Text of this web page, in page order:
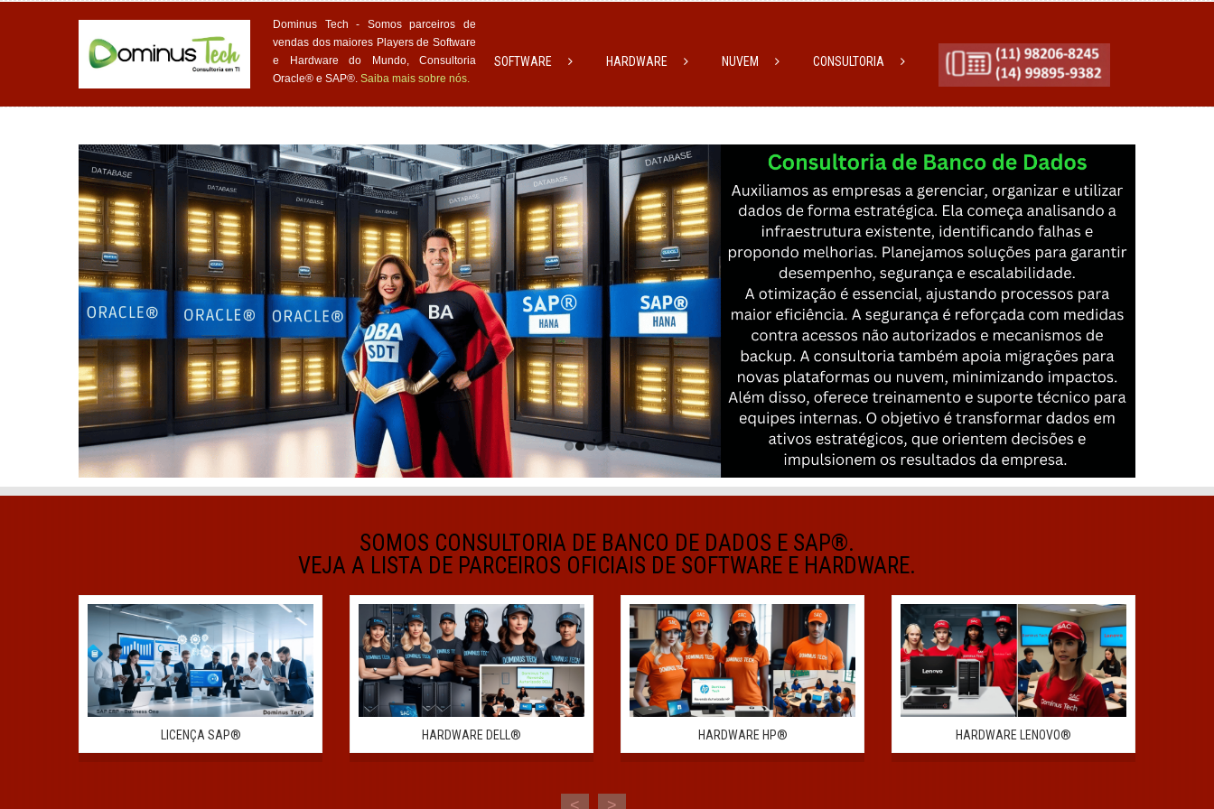
Dominus Tech - Somos parceiros de
vendas dos maiores Players de Software
e Hardware do Mundo, Consultoria
Oracle® e SAP®. Saiba mais sobre nós.
SOFTWARE HARDWARE NUVEM CONSULTORIA
SOMOS CONSULTORIA DE BANCO DE DADOS E SAP®.
VEJA A LISTA DE PARCEIROS OFICIAIS DE SOFTWARE E HARDWARE.
LICENÇA SAP® HARDWARE DELL® HARDWARE HP® HARDWARE LENOVO®
< >